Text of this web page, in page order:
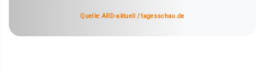
Quelle: ARD-aktuell / tagesschau.de